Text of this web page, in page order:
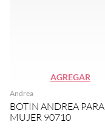
AGREGAR
Andrea
BOTIN ANDREA PARA
MUJER 90710